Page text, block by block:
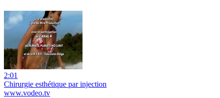
2:01
Chirurgie esthétique par injection
www.vodeo.tv